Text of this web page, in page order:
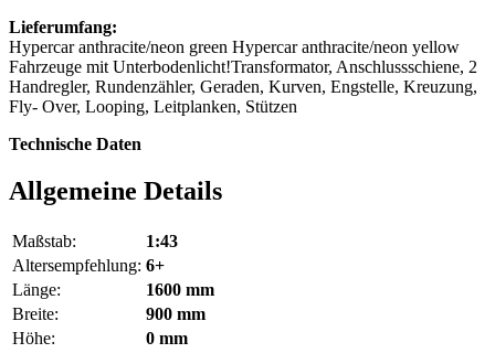
Lieferumfang:
Hypercar anthracite/neon green Hypercar anthracite/neon yellow
Fahrzeuge mit Unterbodenlicht!Transformator, Anschlussschiene, 2
Handregler, Rundenzähler, Geraden, Kurven, Engstelle, Kreuzung,
Fly- Over, Looping, Leitplanken, Stützen
Technische Daten
Allgemeine Details
Maßstab:
1:43
Altersempfehlung: 6+
Länge:
1600 mm
Breite:
900 mm
Höhe:
0 mm